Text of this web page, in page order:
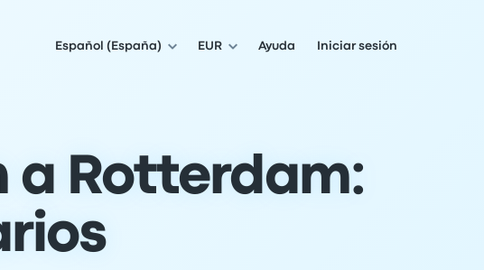
Español (España) EUR Ayuda Iniciar sesión
a Rotterdam: